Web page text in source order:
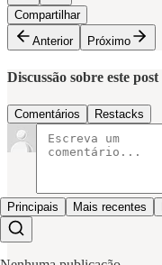
Compartilhar
Anterior
Próximo
Discussão sobre este post
Comentários Restacks
Principais Mais recentes